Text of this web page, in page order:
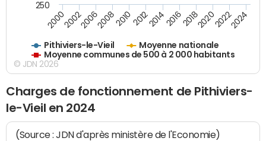
Pithiviers-le-Vieil
Moyenne nationale
Moyenne communes de 500 à 2 000 habitants
200020022006200820102012201420162018202020222024
250
© JDN 2026
Charges de fonctionnement de Pithiviers-
le-Vieil en 2024
(Source : JDN d'après ministère de l'Economie)